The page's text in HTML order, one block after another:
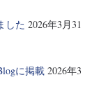
した 2026年3月31
に掲載 2026年3